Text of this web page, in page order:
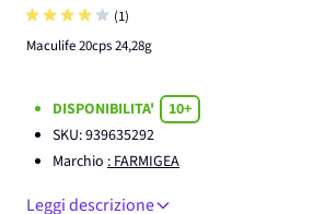
(1)
Maculife 20cps 24,28g
DISPONIBILITA'
10+
SKU:939635292
Marchio : FARMIGEA
Leggi descrizione